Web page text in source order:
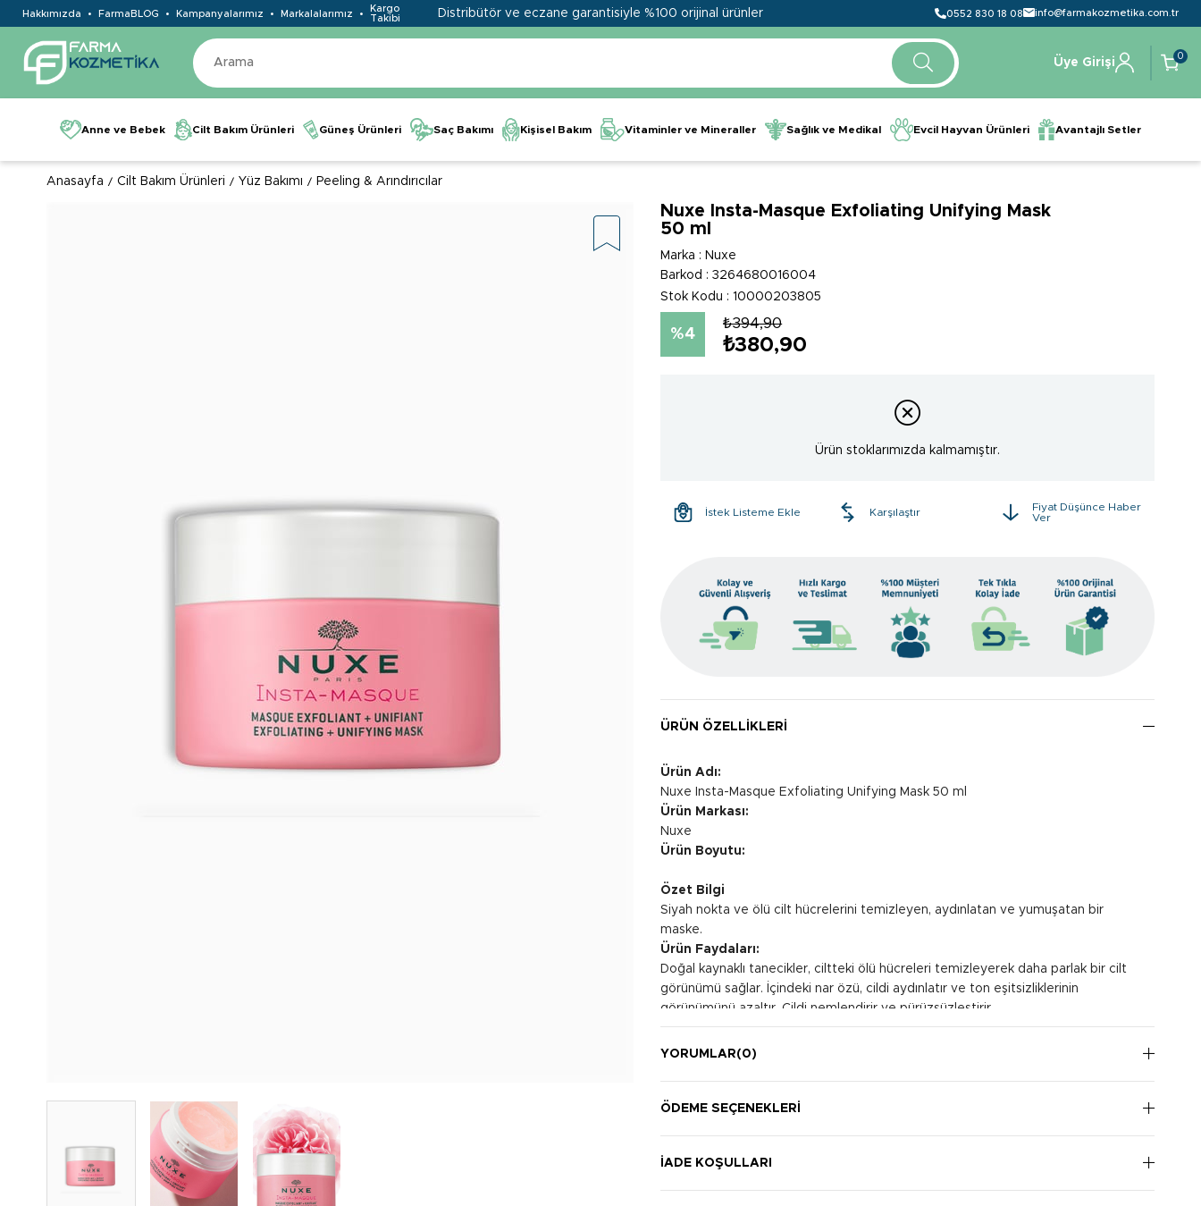
Hakkımızda FarmaBLOG Kampanyalarımız Markalalarımız
Kargo
Takibi
Distribütör ve eczane garantisiyle %100 orijinal ürünler 0552 830 18 08 info@farmakozmetika.com.tr
Üye Girişi
0
Anne ve Bebek Cilt Bakım Ürünleri Güneş Ürünleri Saç Bakımı Kişisel Bakım Vitaminler ve Mineraller Sağlık ve Medikal Evcil Hayvan Ürünleri Avantajlı Setler
Anasayfa Cilt Bakım Ürünleri Yüz Bakımı Peeling & Arındırıcılar
Nuxe Insta-Masque Exfoliating Unifying Mask
50 ml
Marka : Nuxe
Barkod : 3264680016004
Stok Kodu
10000203805
4
₺394,90
₺380,90
Ürün stoklarımızda kalmamıştır.
İstek Listeme Ekle Karşılaştır
Fiyat Düşünce Haber
Ver
ÜRÜN ÖZELLIKLERI
Ürün Adı:
Nuxe Insta-Masque Exfoliating Unifying Mask 50 ml
Ürün Markası:
Nuxe
Ürün Boyutu:
Özet Bilgi
Siyah nokta ve ölü cilt hücrelerini temizleyen, aydınlatan ve yumuşatan bir
maske.
Ürün Faydaları:
Doğal kaynaklı tanecikler, ciltteki ölü hücreleri temizleyerek daha parlak bir cilt
görünümü sağlar. İçindeki nar özü, cildi aydınlatır ve ton eşitsizliklerinin
görünümünü azaltır. Cildi nemlendirir ve pürüzsüzleştirir.
Kullanım Şekli:
Temiz cilde uygulanır ve 2-3 dakika boyunca dairesel hareketlerle masaj yapılır.
YORUMLAR(0)
ÖDEME SEÇENEKLERI
İADE KOŞULLARI